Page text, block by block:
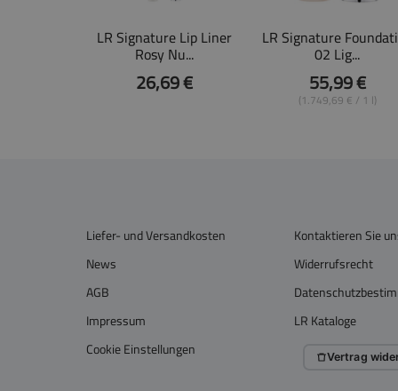
LR Signature Lip Liner
Rosy Nu...
26,69 €
LR Signature
02 Lig...
55,99 €
(1.749,69 € / 1 l)
Liefer- und Versandkosten
News
AGB
Impressum
Cookie Einstellungen
Kontaktieren Sie
Widerrufsrecht
LR Kataloge
Vertrag